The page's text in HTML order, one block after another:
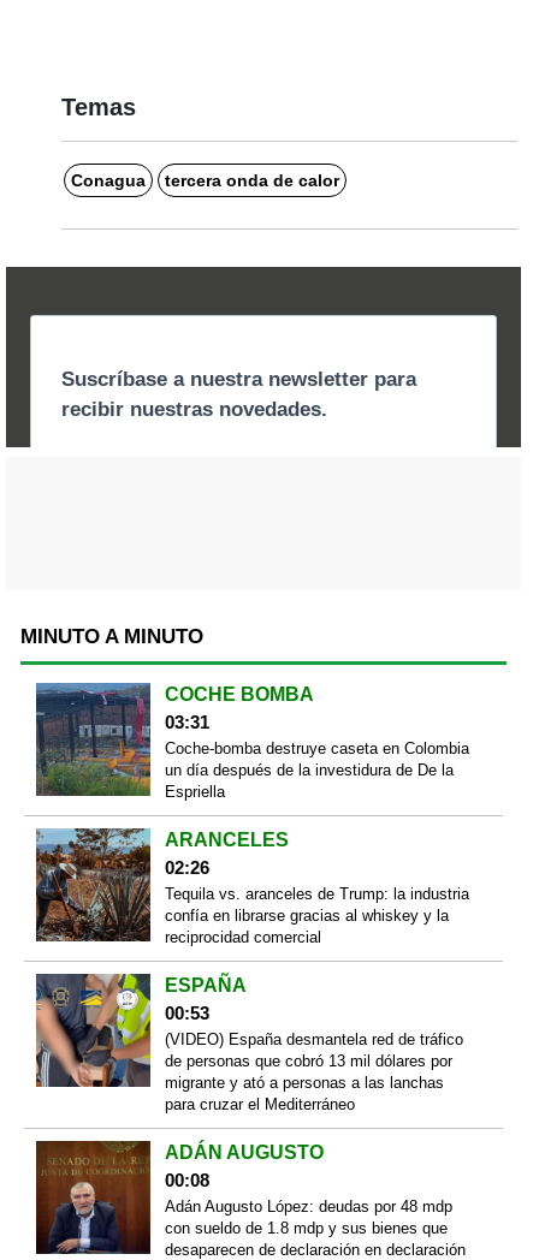
Temas
Conagua tercera onda de calor
MINUTO A MINUTO
COCHE BOMBA
03:31
Coche-bomba destruye caseta en Colombia
un día después de la investidura de De la
Espriella
ARANCELES
02:26
Tequila vs. aranceles de Trump: la industria
confía en librarse gracias al whiskey y la
reciprocidad comercial
ESPAÑA
00:53
(VIDEO) España desmantela red de tráfico
de personas que cobró 13 mil dólares por
migrante y ató a personas a las lanchas
para cruzar el Mediterráneo
ADÁN AUGUSTO
00:08
Adán Augusto López: deudas por 48 mdp
con sueldo de 1.8 mdp y sus bienes que
desaparecen de declaración en declaración